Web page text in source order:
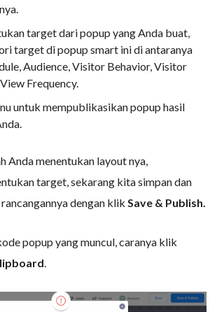
target dari popup yang Anda buat,
target di popup smart ini di antaranya
Audience, Visitor Behavior, Visitor
Frequency.
untuk mempublikasikan popup hasil
Anda menentukan layout nya,
target, sekarang kita simpan dan
dengan klik Save & Publish.
popup yang muncul, caranya klik
.